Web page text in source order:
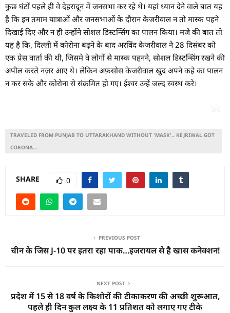
कुछ घंटों पहले ही वे देहरादून में जनसभा कर रहे थे। यहां ध्यान देने वाले बात यह
है कि इन तमाम यात्राओं और जनसभाओं के दौरान केजरीवाल न तो मास्क पहने
दिखाई दिए और न ही उन्होंने सोशल डिस्टन्सिंग का पालन किया। मजे की बात तो
यह है कि, दिल्ली में कोरोना बढ़ने के बाद अरविंद केजरीवाल ने 28 दिसंबर को
एक प्रेस वार्ता की थी, जिसमे वे लोगों से मास्क पहनने, सोशल डिस्टन्सिंग रखने की
अपील करते नज़र आए थे। लेकिन अफ़सोस केजरीवाल खुद अपने कहे का पालन
न कर सके और कोरोना से संक्रमित हो गए। ईश्वर उन्हें जल्द स्वस्थ करे।
TRAVELED FROM PUNJAB TO UTTARAKHAND WITHOUT 'MASK'.. KEJRIWAL GOT
CORONA...
SHARE 0
PREVIOUS POST
चीन के जिस J-10 पर इतरा रहा पाक…इजरायल से है खास कनेक्शन!
NEXT POST
प्रदेश में 15 से 18 वर्ष के किशोरों की टीकाकरण की अच्छी शुरूआत,
पहले ही दिन कुल लक्ष्य के 11 प्रतिशत को लगाए गए टीके